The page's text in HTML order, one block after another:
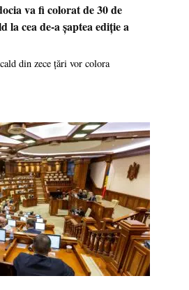
va fi colorat de 30 de
la cea de-a șaptea ediție a
din zece țări vor colora